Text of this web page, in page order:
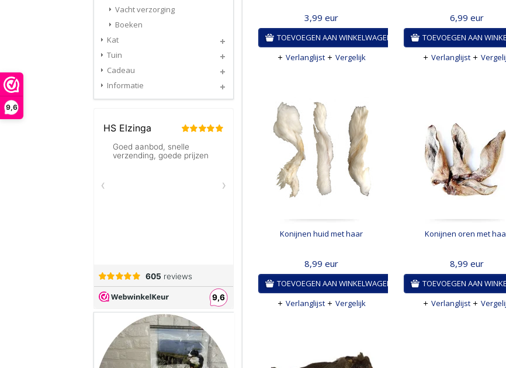
9,6
3,99 eur
TOEVOEGEN AAN WINKELWAGEN
Verlanglijst
Vergelijk
6,99 eur
TOEVOEGEN AAN
Verlanglijst
Konijnen huid met haar
8,99 eur
TOEVOEGEN AAN WINKELWAGEN
Verlanglijst
Vergelijk
Konijnen oren met
8,99 eur
TOEVOEGEN AAN
Verlanglijst
Vacht verzorging
Boeken
Kat
Tuin
Cadeau
Informatie